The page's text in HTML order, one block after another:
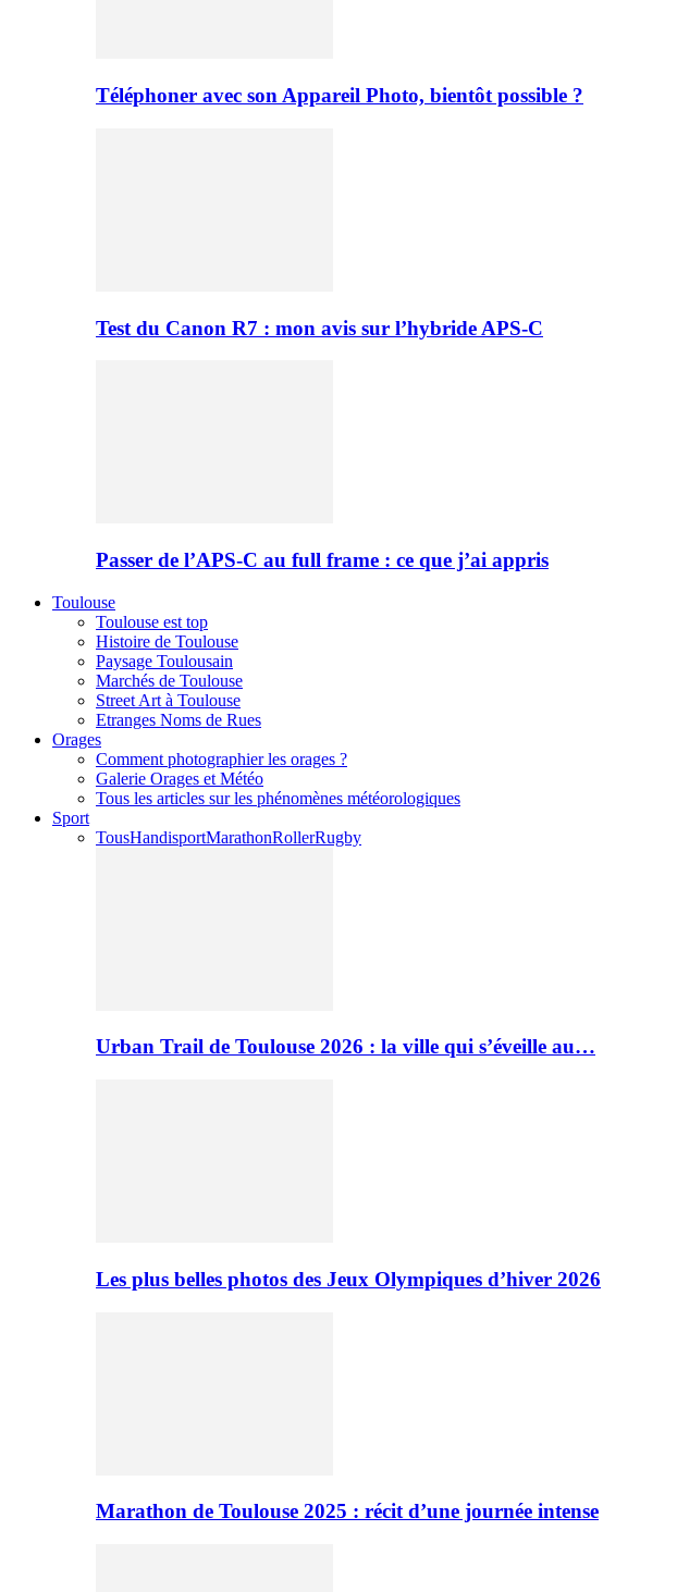
Téléphoner avec son Appareil Photo, bientôt possible ?
Test du Canon R7 : mon avis sur l’hybride APS-C
Passer de l’APS-C au full frame : ce que j’ai appris
Toulouse
Toulouse est top
Histoire de Toulouse
Paysage Toulousain
Marchés de Toulouse
Street Art à Toulouse
Etranges Noms de Rues
Orages
Comment photographier les orages ?
Galerie Orages et Météo
Tous les articles sur les phénomènes météorologiques
Sport
TousHandisportMarathonRollerRugby
Urban Trail de Toulouse 2026 : la ville qui s’éveille au…
Les plus belles photos des Jeux Olympiques d’hiver 2026
Marathon de Toulouse 2025 : récit d’une journée intense